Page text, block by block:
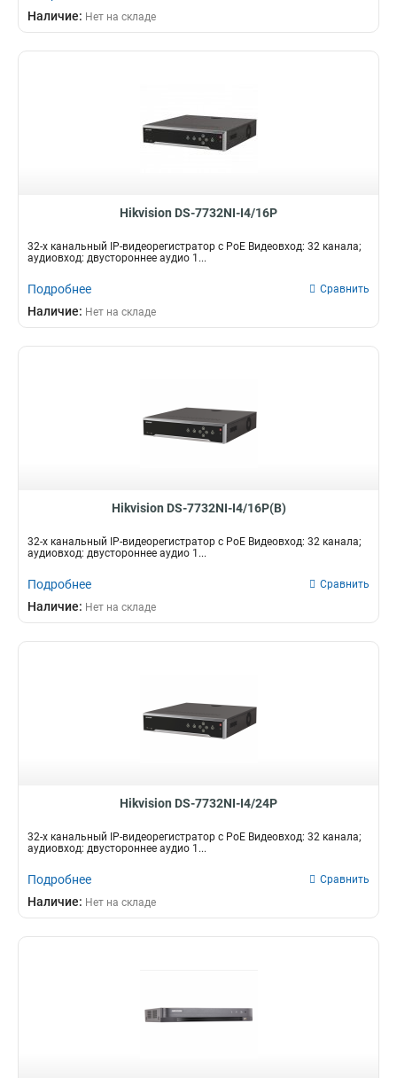
Наличие: Нет на складе
Hikvision DS-7732NI-I4/16P
32-х канальный IP-видеорегистратор c PoE Видеовход: 32 канала;
аудиовход: двустороннее аудио 1...
Подробнее Сравнить
Наличие: Нет на складе
Hikvision DS-7732NI-I4/16P(B)
32-х канальный IP-видеорегистратор c PoE Видеовход: 32 канала;
аудиовход: двустороннее аудио 1...
Подробнее Сравнить
Наличие: Нет на складе
Hikvision DS-7732NI-I4/24P
32-х канальный IP-видеорегистратор c PoE Видеовход: 32 канала;
аудиовход: двустороннее аудио 1...
Подробнее Сравнить
Наличие: Нет на складе